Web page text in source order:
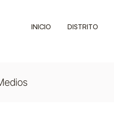
INICIO DISTRITO